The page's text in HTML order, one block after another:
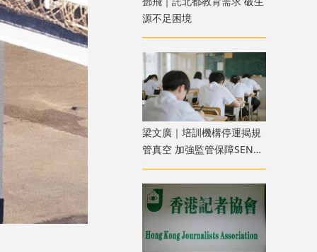
源不足困境
​梁文廣｜培訓機構停運揭規
管真空 加強監管保障SEN兒
童權益